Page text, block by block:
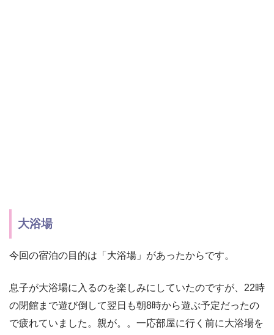
大浴場
今回の宿泊の目的は「大浴場」があったからです。
息子が大浴場に入るのを楽しみにしていたのですが、22時
の閉館まで遊び倒して翌日も朝8時から遊ぶ予定だったの
で疲れていました。親が。。一応部屋に行く前に大浴場を